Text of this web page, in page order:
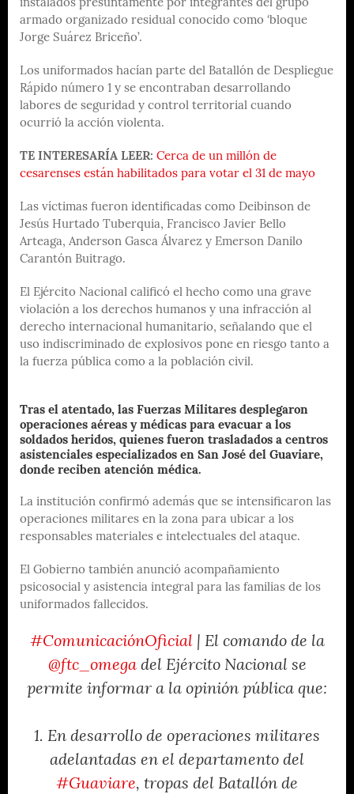
instalados presuntamente por integrantes del grupo
armado organizado residual conocido como ‘bloque
Jorge Suárez Briceño’.
Los uniformados hacían parte del Batallón de Despliegue
Rápido número 1 y se encontraban desarrollando
labores de seguridad y control territorial cuando
ocurrió la acción violenta.
TE INTERESARÍA LEER: Cerca de un millón de
cesarenses están habilitados para votar el 31 de mayo
Las víctimas fueron identificadas como Deibinson de
Jesús Hurtado Tuberquia, Francisco Javier Bello
Arteaga, Anderson Gasca Álvarez y Emerson Danilo
Carantón Buitrago.
El Ejército Nacional calificó el hecho como una grave
violación a los derechos humanos y una infracción al
derecho internacional humanitario, señalando que el
uso indiscriminado de explosivos pone en riesgo tanto a
la fuerza pública como a la población civil.
Tras el atentado, las Fuerzas Militares desplegaron
operaciones aéreas y médicas para evacuar a los
soldados heridos, quienes fueron trasladados a centros
asistenciales especializados en San José del Guaviare,
donde reciben atención médica.
La institución confirmó además que se intensificaron las
operaciones militares en la zona para ubicar a los
responsables materiales e intelectuales del ataque.
El Gobierno también anunció acompañamiento
psicosocial y asistencia integral para las familias de los
uniformados fallecidos.
#ComunicaciónOficial| El comando de la
@ftc_omegadel Ejército Nacional se
permite informar a la opinión pública que:
1. En desarrollo de operaciones militares
adelantadas en el departamento del
#Guaviare, tropas del Batallón de